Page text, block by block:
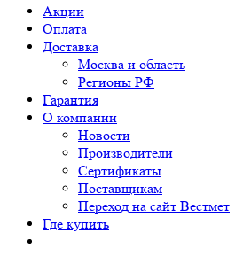
Акции
Оплата
Доставка
Москва и область
Регионы РФ
Гарантия
О компании
Новости
Производители
Сертификаты
Поставщикам
Переход на сайт Вестмет
Где купить